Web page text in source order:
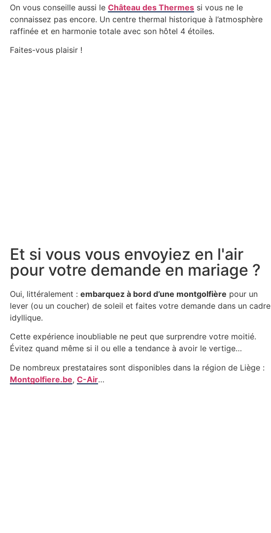
On vous conseille aussi le Château des Thermes si vous ne le
connaissez pas encore. Un centre thermal historique à l’atmosphère
raffinée et en harmonie totale avec son hôtel 4 étoiles.
Faites-vous plaisir !
Et si vous vous envoyiez en l'air
pour votre demande en mariage ?
Oui, littéralement : embarquez à bord d’une montgolfière pour un
lever (ou un coucher) de soleil et faites votre demande dans un cadre
idyllique.
Cette expérience inoubliable ne peut que surprendre votre moitié.
Évitez quand même si il ou elle a tendance à avoir le vertige…
De nombreux prestataires sont disponibles dans la région de Liège :
Montgolfiere.be, C-Air…